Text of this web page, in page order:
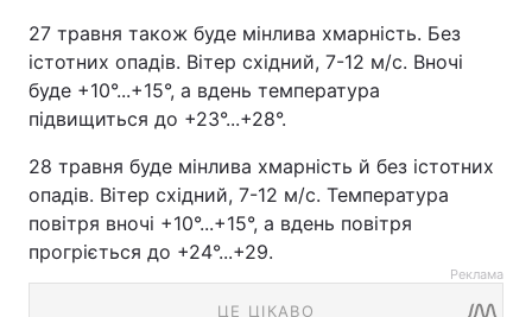
27 травня також буде мінлива хмарність. Без
істотних опадів. Вітер східний, 7-12 м/с. Вночі
буде +10°...+15°, а вдень температура
підвищиться до +23°...+28°.
28 травня буде мінлива хмарність й без істотних
опадів. Вітер східний, 7-12 м/с. Температура
повітря вночі +10°...+15°, а вдень повітря
прогріється до +24°...+29.
Реклама